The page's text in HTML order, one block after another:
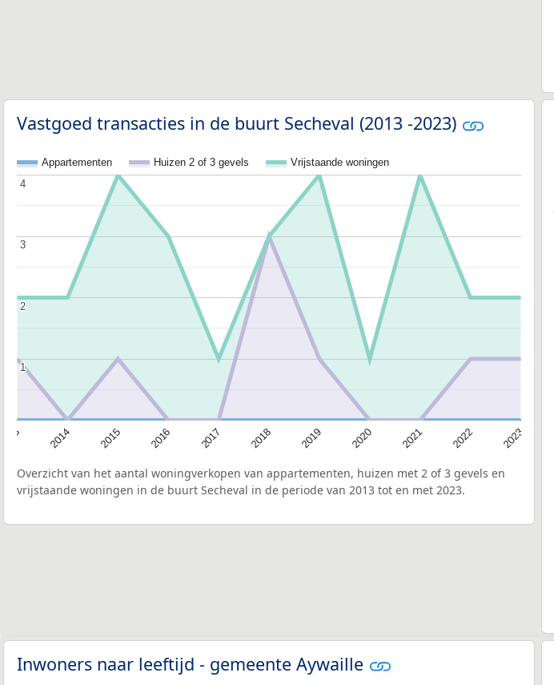
Vastgoed transacties in de buurt Secheval (2013 -2023)
Appartementen Huizen 2 of 3 gevels Vrijstaande woningen
2014 2015 2016 2017 2018 2019 2020 2021 2022 2023
1
1
2
2
3
3
4
4
Overzicht van het aantal woningverkopen van appartementen, huizen met 2 of 3 gevels en
vrijstaande woningen in de buurt Secheval in de periode van 2013 tot en met 2023.
Inwoners naar leeftijd - gemeente Aywaille